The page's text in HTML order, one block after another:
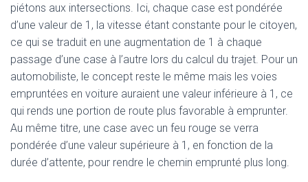
piétons aux intersections. Ici, chaque case est pondérée
d’une valeur de 1, la vitesse étant constante pour le citoyen,
ce qui se traduit en une augmentation de 1 à chaque
passage d’une case à l’autre lors du calcul du trajet. Pour un
automobiliste, le concept reste le même mais les voies
empruntées en voiture auraient une valeur inférieure à 1, ce
qui rends une portion de route plus favorable à emprunter.
Au même titre, une case avec un feu rouge se verra
pondérée d’une valeur supérieure à 1, en fonction de la
durée d’attente, pour rendre le chemin emprunté plus long.